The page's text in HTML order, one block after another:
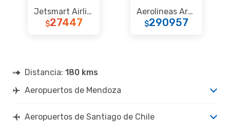
Jetsmart Airlines
27447
$
Aerolineas Argentinas
290957
$
Distancia: 180 kms
Aeropuertos de Mendoza
Aeropuertos de Santiago de Chile